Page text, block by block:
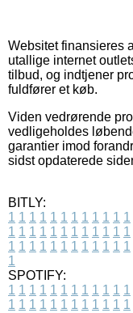
Websitet finansieres
utallige internet
tilbud, og indtjener
fuldfører et køb.
Viden vedrørende
vedligeholdes
garantier imod
sidst opdaterede
BITLY:
1 1 1 1 1 1 1 1 1 1 1 1
1 1 1 1 1 1 1 1 1 1 1 1
1 1 1 1 1 1 1 1 1 1 1 1
1
SPOTIFY:
1 1 1 1 1 1 1 1 1 1 1 1
1 1 1 1 1 1 1 1 1 1 1 1